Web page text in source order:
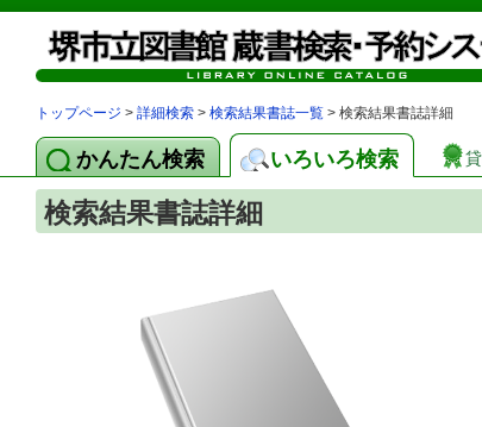
トップページ > 詳細検索 > 検索結果書誌一覧 > 検索結果書誌詳細
かんたん検索 いろいろ検索
検索結果書誌詳細